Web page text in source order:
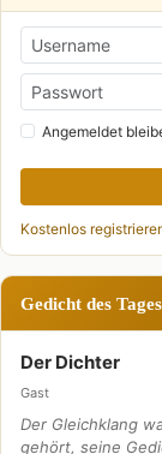
Angemeldet
Kostenlos
Gedicht des Tages
Der Dichter
Gast
Der Gleichklang
gehört, seine